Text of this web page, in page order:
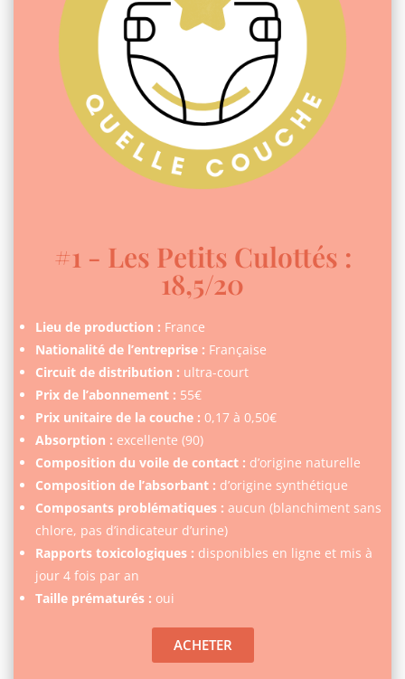
#1 - Les Petits Culottés :
18,5/20
Lieu de production : France
Nationalité de l’entreprise : Française
Circuit de distribution : ultra-court
Prix de l’abonnement : 55€
Prix unitaire de la couche : 0,17 à 0,50€
Absorption : excellente (90)
Composition du voile de contact : d’origine naturelle
Composition de l’absorbant : d’origine synthétique
Composants problématiques : aucun (blanchiment sans
chlore, pas d’indicateur d’urine)
Rapports toxicologiques : disponibles en ligne et mis à
jour 4 fois par an
Taille prématurés : oui
ACHETER